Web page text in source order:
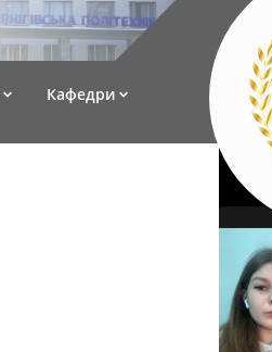
Кафедри